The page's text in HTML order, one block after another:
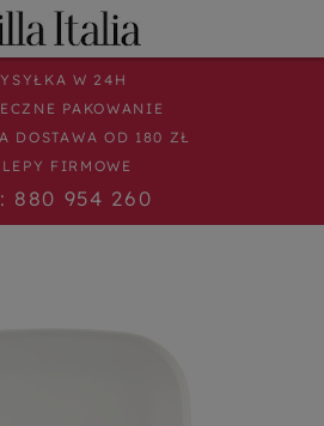
W 24H
PAKOWANIE
DOSTAWA OD 180 ZŁ
FIRMOWE
880 954 260